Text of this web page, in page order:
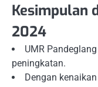
Kesimpulan
2024
UMR
peningkatan.
Dengan